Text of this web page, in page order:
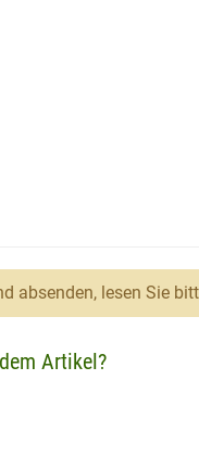
absenden, lesen Sie
Artikel?